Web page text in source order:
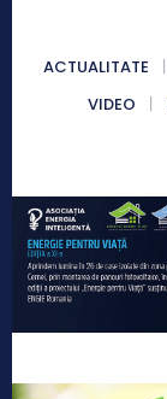
ACTUALITATE
VIDEO